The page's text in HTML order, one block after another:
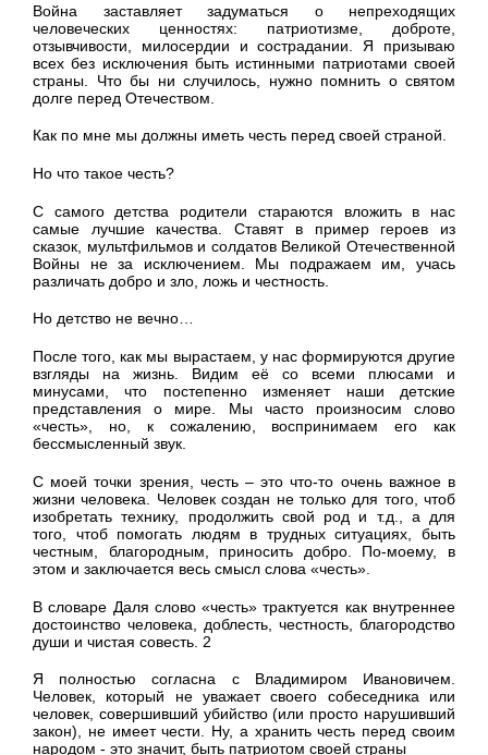
Война заставляет задуматься о непреходящих
человеческих ценностях: патриотизме, доброте,
отзывчивости, милосердии и сострадании. Я призываю
всех без исключения быть истинными патриотами своей
страны. Что бы ни случилось, нужно помнить о святом
долге перед Отечеством.
Как по мне мы должны иметь честь перед своей страной.
Но что такое честь?
С самого детства родители стараются вложить в нас
самые лучшие качества. Ставят в пример героев из
сказок, мультфильмов и солдатов Великой Отечественной
Войны не за исключением. Мы подражаем им, учась
различать добро и зло, ложь и честность.
Но детство не вечно…
После того, как мы вырастаем, у нас формируются другие
взгляды на жизнь. Видим её со всеми плюсами и
минусами, что постепенно изменяет наши детские
представления о мире. Мы часто произносим слово
«честь», но, к сожалению, воспринимаем его как
бессмысленный звук.
С моей точки зрения, честь – это что-то очень важное в
жизни человека. Человек создан не только для того, чтоб
изобретать технику, продолжить свой род и т.д., а для
того, чтоб помогать людям в трудных ситуациях, быть
честным, благородным, приносить добро. По-моему, в
этом и заключается весь смысл слова «честь».
В словаре Даля слово «честь» трактуется как внутреннее
достоинство человека, доблесть, честность, благородство
души и чистая совесть. 2
Я полностью согласна с Владимиром Ивановичем.
Человек, который не уважает своего собеседника или
человек, совершивший убийство (или просто нарушивший
закон), не имеет чести. Ну, а хранить честь перед своим
народом - это значит, быть патриотом своей страны